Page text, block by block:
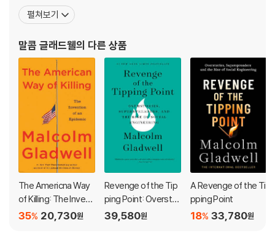
ll takes us on a journey through the unexpected. You will read
about the spy who spent years undetected at the highest lev
Bernie Madoff, the suicide of the poet Sylvia Plath and the fals
e conviction of Amanda Knox. You will discover that strangers
are never simple.
No one shows us who we are like Malcolm Gladwell. Here he s
ets out to understand why we act the way we do, and how we
all might know a little more about those we don't.
르는 탁월한 감각으로 《워싱턴 포스트》에 입성한 후 1996년에는 ‘문
학적 저널리즘의 최고봉’이라 할 수 있는 《더 뉴요커》로 자리를 옮겨
양한 패턴과 행동 양식, 심리적 아이디어로 가득 찬
펼쳐보기
말콤 글래드웰의 다른 상품
The Americna Way
of Killing: The Inventi
on of an Epidemic
20,730원
35%
Revenge of the Tip
ping Point: Overstor
ies, Superspreader
39,580원
A Revenge of the Ti
pping Point
33,780원
18%